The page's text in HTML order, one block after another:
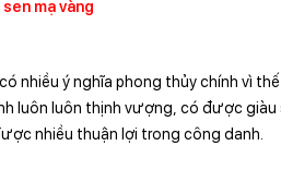
mạ vàng
nhiều ý nghĩa phong thủy chính vì
luôn luôn thịnh vượng, có được
nhiều thuận lợi trong công danh.